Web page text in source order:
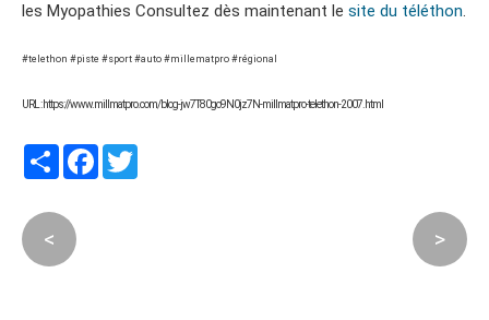
les Myopathies Consultez dès maintenant le site du téléthon.
#telethon #piste #sport #auto #millematpro #régional
URL : https://www.millmatpro.com/blog-jw7T80go9N0jz7N-millmatpro-telethon-2007.html
PartagerFacebook
< >